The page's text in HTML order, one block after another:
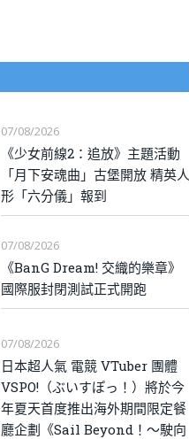
07/08/2026
《少女前線2：追放》主題活動
「月下安魂曲」古堡開放 精英人
形「六分儀」報到
07/08/2026
《BanG Dream! 交織的樂章》
國際服封閉測試正式開跑
07/08/2026
日本超人氣 電競 VTuber 團體
VSPO!（ぶいすぽっ！）將於今
年夏天首度推出海外期間限定餐
廳企劃《Sail Beyond！～駛向